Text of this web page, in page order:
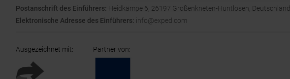
Postanschrift des Einführers: Heidkämpe 6, 26197 Großenkneten-Huntlosen, Deutschland
Elektronische Adresse des Einführers: info@exped.com
Ausgezeichnet mit: Partner von: